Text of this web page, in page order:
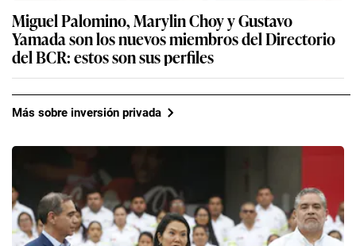
Miguel Palomino, Marylin Choy y Gustavo
Yamada son los nuevos miembros del Directorio
del BCR: estos son sus perfiles
Más sobre inversión privada